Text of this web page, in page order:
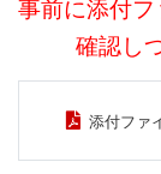
事前に添付
確認し
添付ファ